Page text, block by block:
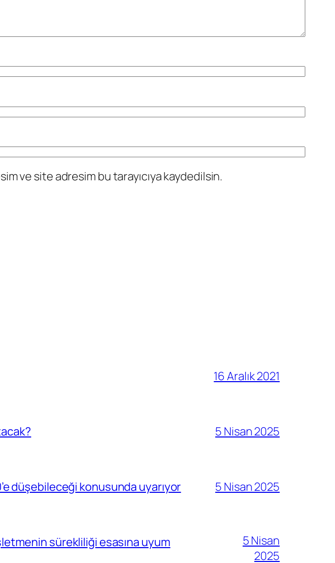
ve site adresim bu tarayıcıya kaydedilsin.
16 Aralık 2021
5 Nisan 2025
düşebileceği konusunda uyarıyor 5 Nisan 2025
sürekliliği esasına uyum
5 Nisan
2025